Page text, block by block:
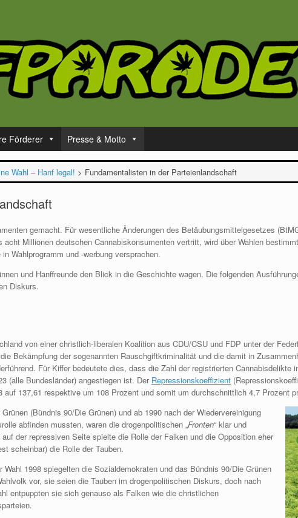
Förderer Presse & Motto
Wahl – Hanf legal! > Fundamentalisten in der Parteienlandschaft
gemacht. Für wesentliche Änderungen des Betäubungsmittelgesetzes
Millionen deutschen Cannabiskonsumenten vertritt, wird über Wahlen
Wahlprogramm und -werbung versprachen.
und Hanffreunde den Blick in die Geschichte wagen. Die folgenden
Diskurs.
von einer christlich-liberalen Koalition aus CDU/CSU und FDP unter der
Bekämpfung der sogenannten Rauschgiftkriminalität und die damit in
Für Kiffer bedeutete dies, dass die Zahl der registrierten Cannabisdelikte
(alle Bundesländer) angestiegen ist. Der Repressionskoeffizient
137,61 respektive um 108 Prozent und somit um durchschnittlich 4,7 Prozent
(Bündnis 90/Die Grünen) und ab 1990 nach der Wiedervereinigung
abfinden mussten, waren die drogenpolitischen „Fronten“ klar und
der repressiven Seite spielte die Rolle der Falken und die Opposition eher
scheinbar) die Rolle der Tauben.
Wahl 1998 spiegelten die Sozialdemokraten und das Bündnis 90/Die Grünen
vor, sie seien die Tauben im drogenpolitischen Diskurs, doch nach
entpuppten sie sich genauso als Falken wie die christlichen